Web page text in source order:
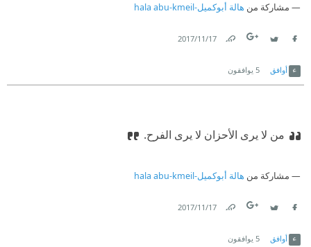
مشاركة من هالة أبوكميل-hala abu-kmeil
17‏/11‏/2017
أوافق 5 يوافقون
من لا يرى الأحزان لا يرى الفرح.
مشاركة من هالة أبوكميل-hala abu-kmeil
17‏/11‏/2017
أوافق 5 يوافقون